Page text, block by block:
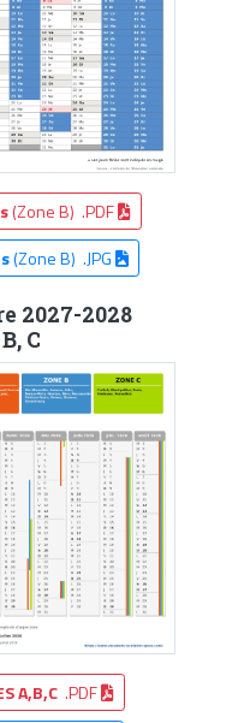
(Zone B) .PDF
(Zone B) .JPG
2027-2028
C
A,B,C .PDF